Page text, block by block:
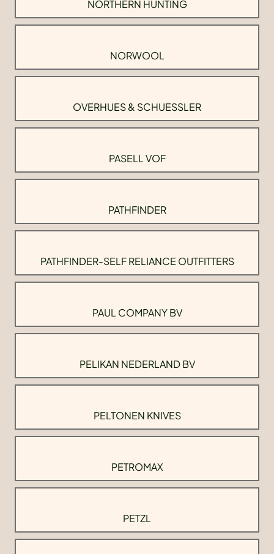
NORTHERN HUNTING
NORWOOL
OVERHUES & SCHUESSLER
PASELL VOF
PATHFINDER
PATHFINDER-SELF RELIANCE OUTFITTERS
PAUL COMPANY BV
PELIKAN NEDERLAND BV
PELTONEN KNIVES
PETROMAX
PETZL